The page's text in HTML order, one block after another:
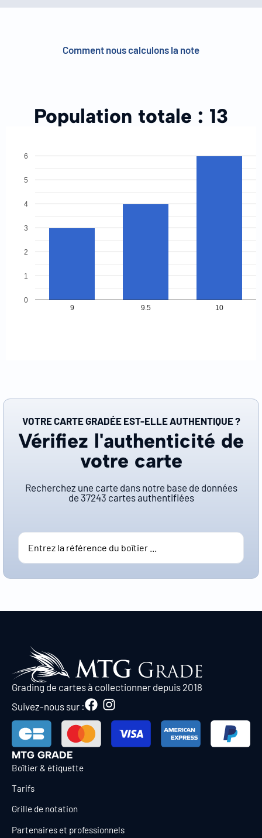
Comment nous calculons la note
Population totale : 13
9 9.5 10
0
1
2
3
4
5
6
VOTRE CARTE GRADÉE EST-ELLE AUTHENTIQUE ?
Vérifiez l'authenticité de
votre carte
Recherchez une carte dans notre base de données
de 37243 cartes authentifiées
Grading de cartes à collectionner depuis 2018
Suivez-nous sur :
MTG GRADE
Boîtier & étiquette
Tarifs
Grille de notation
Partenaires et professionnels